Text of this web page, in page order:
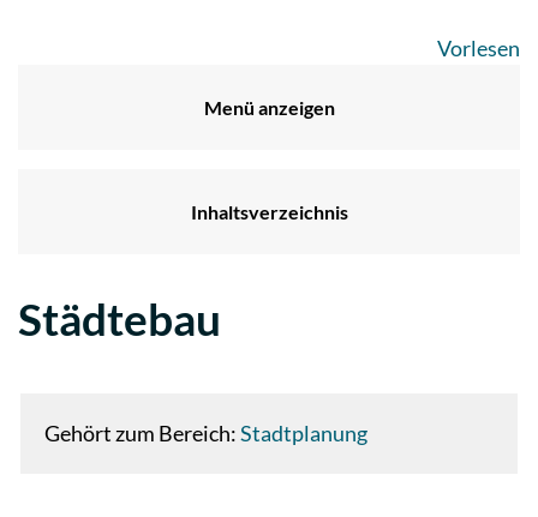
Vorlesen
Menü anzeigen
Inhaltsverzeichnis
Städtebau
Gehört zum Bereich:Stadtplanung
Zugehörige Objekte